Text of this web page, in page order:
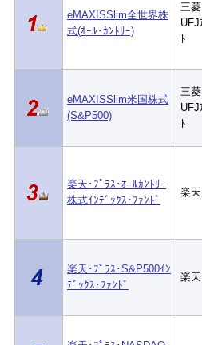
eMAXISSlim全世界株
式(ｵｰﾙ･ｶﾝﾄﾘｰ)
三菱
UFJ
ﾄ
eMAXISSlim米国株式
(S&P500)
三菱
UFJ
ﾄ
楽天･ﾌﾟﾗｽ･ｵｰﾙｶﾝﾄﾘｰ
株式ｲﾝﾃﾞｯｸｽ･ﾌｧﾝﾄﾞ
楽天
楽天･ﾌﾟﾗｽ･S&P500ｲﾝ
ﾃﾞｯｸｽ･ﾌｧﾝﾄﾞ
楽天